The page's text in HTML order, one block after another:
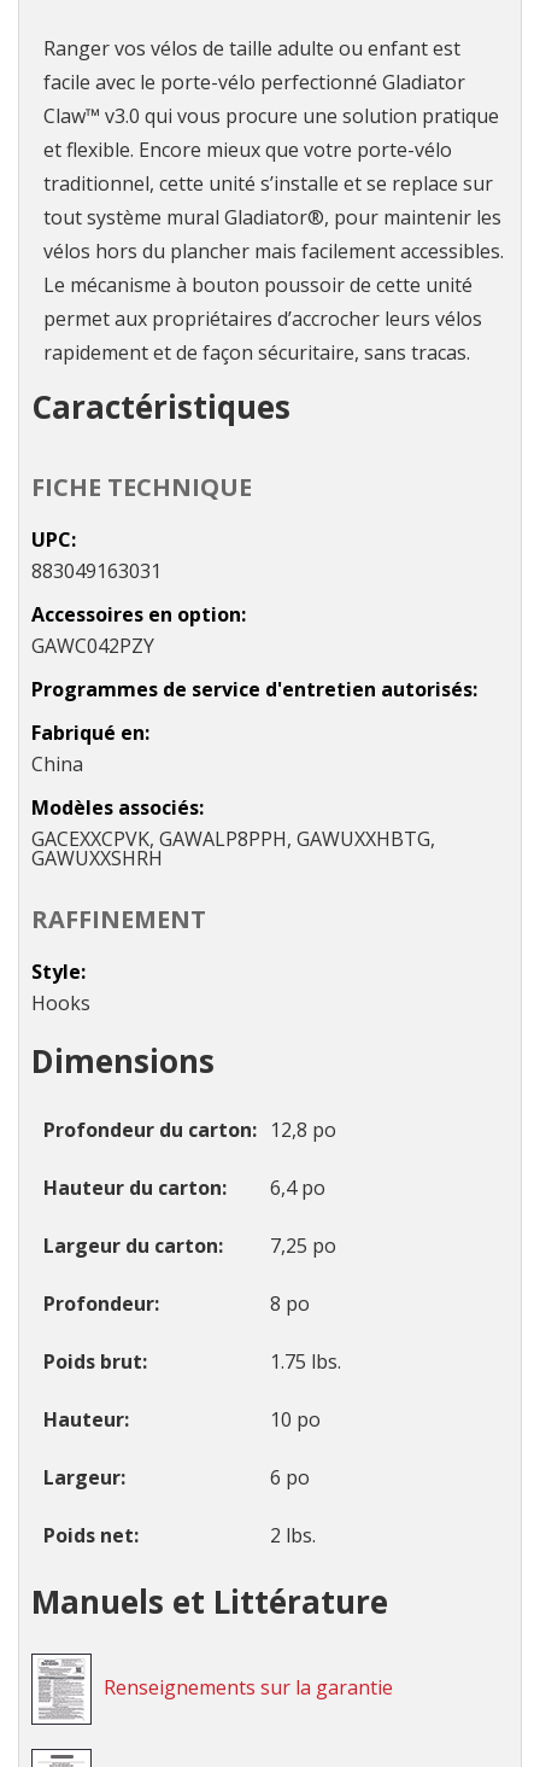
Ranger vos vélos de taille adulte ou enfant est
facile avec le porte-vélo perfectionné Gladiator
Claw™ v3.0 qui vous procure une solution pratique
et flexible. Encore mieux que votre porte-vélo
traditionnel, cette unité s’installe et se replace sur
tout système mural Gladiator®, pour maintenir les
vélos hors du plancher mais facilement accessibles.
Le mécanisme à bouton poussoir de cette unité
permet aux propriétaires d’accrocher leurs vélos
rapidement et de façon sécuritaire, sans tracas.
Caractéristiques
FICHE TECHNIQUE
UPC
883049163031
Accessoires en option
GAWC042PZY
Programmes de service d'entretien autorisés
Fabriqué en
China
Modèles associés
GACEXXCPVK, GAWALP8PPH, GAWUXXHBTG,
GAWUXXSHRH
RAFFINEMENT
Style
Hooks
Dimensions
Profondeur du carton 12,8 po
Hauteur du carton 6,4 po
Largeur du carton 7,25 po
Profondeur 8 po
Poids brut 1.75 lbs.
Hauteur 10 po
Largeur 6 po
Poids net 2 lbs.
Manuels et Littérature
Renseignements sur la garantie